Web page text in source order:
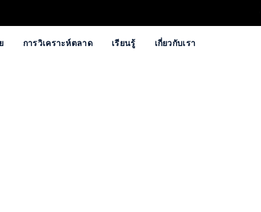
การวิเคราะห์ตลาด เรียนรู้ เกี่ยวกับเรา